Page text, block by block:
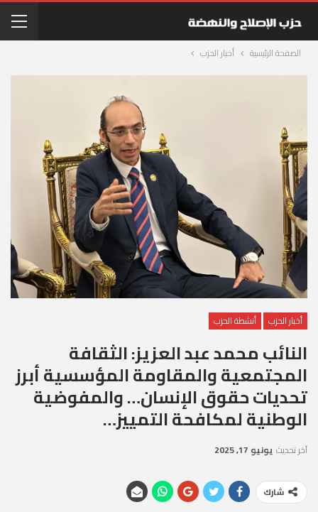
الصفحة الرئيسية أخبار الحزب
أخبار الحزب أنشطة الحزب
النائب محمد عبد العزيز: الثقافة
المجتمعية والمقاومة المؤسسية أبرز
تحديات حقوق الإنسان… والمفوضية
الوطنية لمكافحة التمييز…
آخر تحديث يونيو 17, 2025
شارك